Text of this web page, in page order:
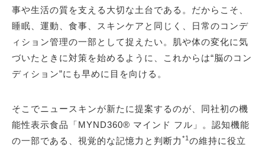
事や生活の質を支える大切な土台である。だからこそ、
睡眠、運動、食事、スキンケアと同じく、日常のコンデ
ィション管理の一部として捉えたい。肌や体の変化に気
づいたときに対策を始めるように、これからは“脳のコン
ディション”にも早めに目を向ける。
そこでニュースキンが新たに提案するのが、同社初の機
能性表示食品「MYND360® マインド フル」。認知機能
の一部である、視覚的な記憶力と判断力 *1の維持に役立